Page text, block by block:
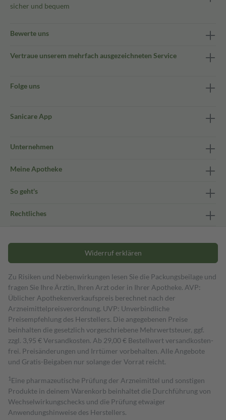
sicher und bequem
Bewerte uns
Vertraue unserem mehrfach ausgezeichneten Service
Folge uns
Sanicare App
Unternehmen
Meine Apotheke
So geht's
Rechtliches
Widerruf erklären
Zu Risiken und Nebenwirkungen lesen Sie die Packungsbeilage und
fragen Sie Ihre Ärztin, Ihren Arzt oder in Ihrer Apotheke. AVP:
Üblicher Apothekenverkaufspreis berechnet nach der
Arzneimittelpreisverordnung. UVP: Unverbindliche
Preisempfehlung des Herstellers. Die angegebenen Preise
beinhalten die gesetzlich vorgeschriebene Mehrwertsteuer, ggf.
zzgl. 3,95 € Versandkosten. Ab 29,00 € Bestell­wert versand­kosten­
frei. Preisänderungen und Irrtümer vorbehalten. Alle Angebote
und Gratis-Beigaben nur solange der Vorrat reicht.
1 Eine pharmazeutische Prüfung der Arzneimittel und sonstigen
Produkte in deinem Warenkorb beinhaltet die Durchführung von
Wechselwirkungschecks und die Prüfung etwaiger
Anwendungshinweise des Herstellers.